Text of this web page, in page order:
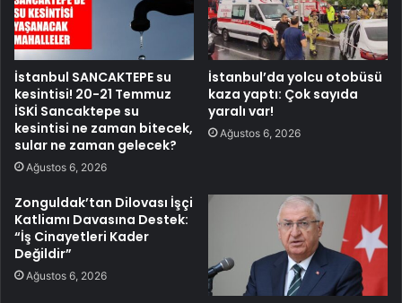
İstanbul SANCAKTEPE su
kesintisi! 20-21 Temmuz
İSKİ Sancaktepe su
kesintisi ne zaman bitecek,
sular ne zaman gelecek?
Ağustos 6, 2026
İstanbul’da yolcu otobüsü
kaza yaptı: Çok sayıda
yaralı var!
Ağustos 6, 2026
Zonguldak’tan Dilovası İşçi
Katliamı Davasına Destek:
“İş Cinayetleri Kader
Değildir”
Ağustos 6, 2026